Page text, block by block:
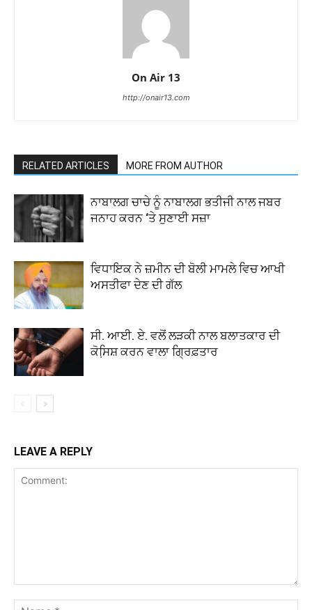
On Air 13
http://onair13.com
RELATED ARTICLES MORE FROM AUTHOR
ਨਾਬਾਲਗ ਚਾਚੇ ਨੂੰ ਨਾਬਾਲਗ ਭਤੀਜੀ ਨਾਲ ਜਬਰ
ਜਨਾਹ ਕਰਨ ‘ਤੇ ਸੁਣਾਈ ਸਜ਼ਾ
ਵਿਧਾਇਕ ਨੇ ਜ਼ਮੀਨ ਦੀ ਬੋਲੀ ਮਾਮਲੇ ਵਿਚ ਆਖੀ
ਅਸਤੀਫਾ ਦੇਣ ਦੀ ਗੱਲ
ਸੀ. ਆਈ. ਏ. ਵਲੋਂ ਲੜਕੀ ਨਾਲ ਬਲਾਤਕਾਰ ਦੀ
ਕੋਸਿ਼ਸ਼ ਕਰਨ ਵਾਲਾ ਗ੍ਰਿਫ਼ਤਾਰ
LEAVE A REPLY